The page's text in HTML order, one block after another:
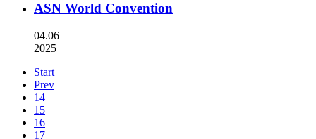
ASN World Convention
04.06
2025
Start
Prev
14
15
16
17